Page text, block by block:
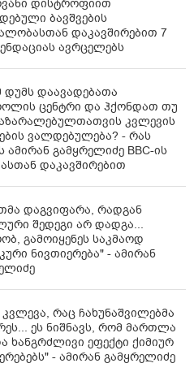
დისტროფიით
ბავშვების
დაკავშირებით 7
ავრცელებს
დუმს დაავადებათა
ცენტრი და ჰქონდათ თუ
კვლევის
ვალდებულება? - რას
ამირან გამყრელიძე BBC-ის
დაკავშირებით
დაგვიფარა, რადგან
შედეგი არ დადგა...
გამოიყენეს საკმაოდ
ნივთიერება" - ამირან
კვლევა, რაც ჩახუნაშვილებმა
ეს ნიშნავს, რომ მართლა
ხანგრძლივი ეფექტი ქიმიურ
- ამირან გამყრელიძე